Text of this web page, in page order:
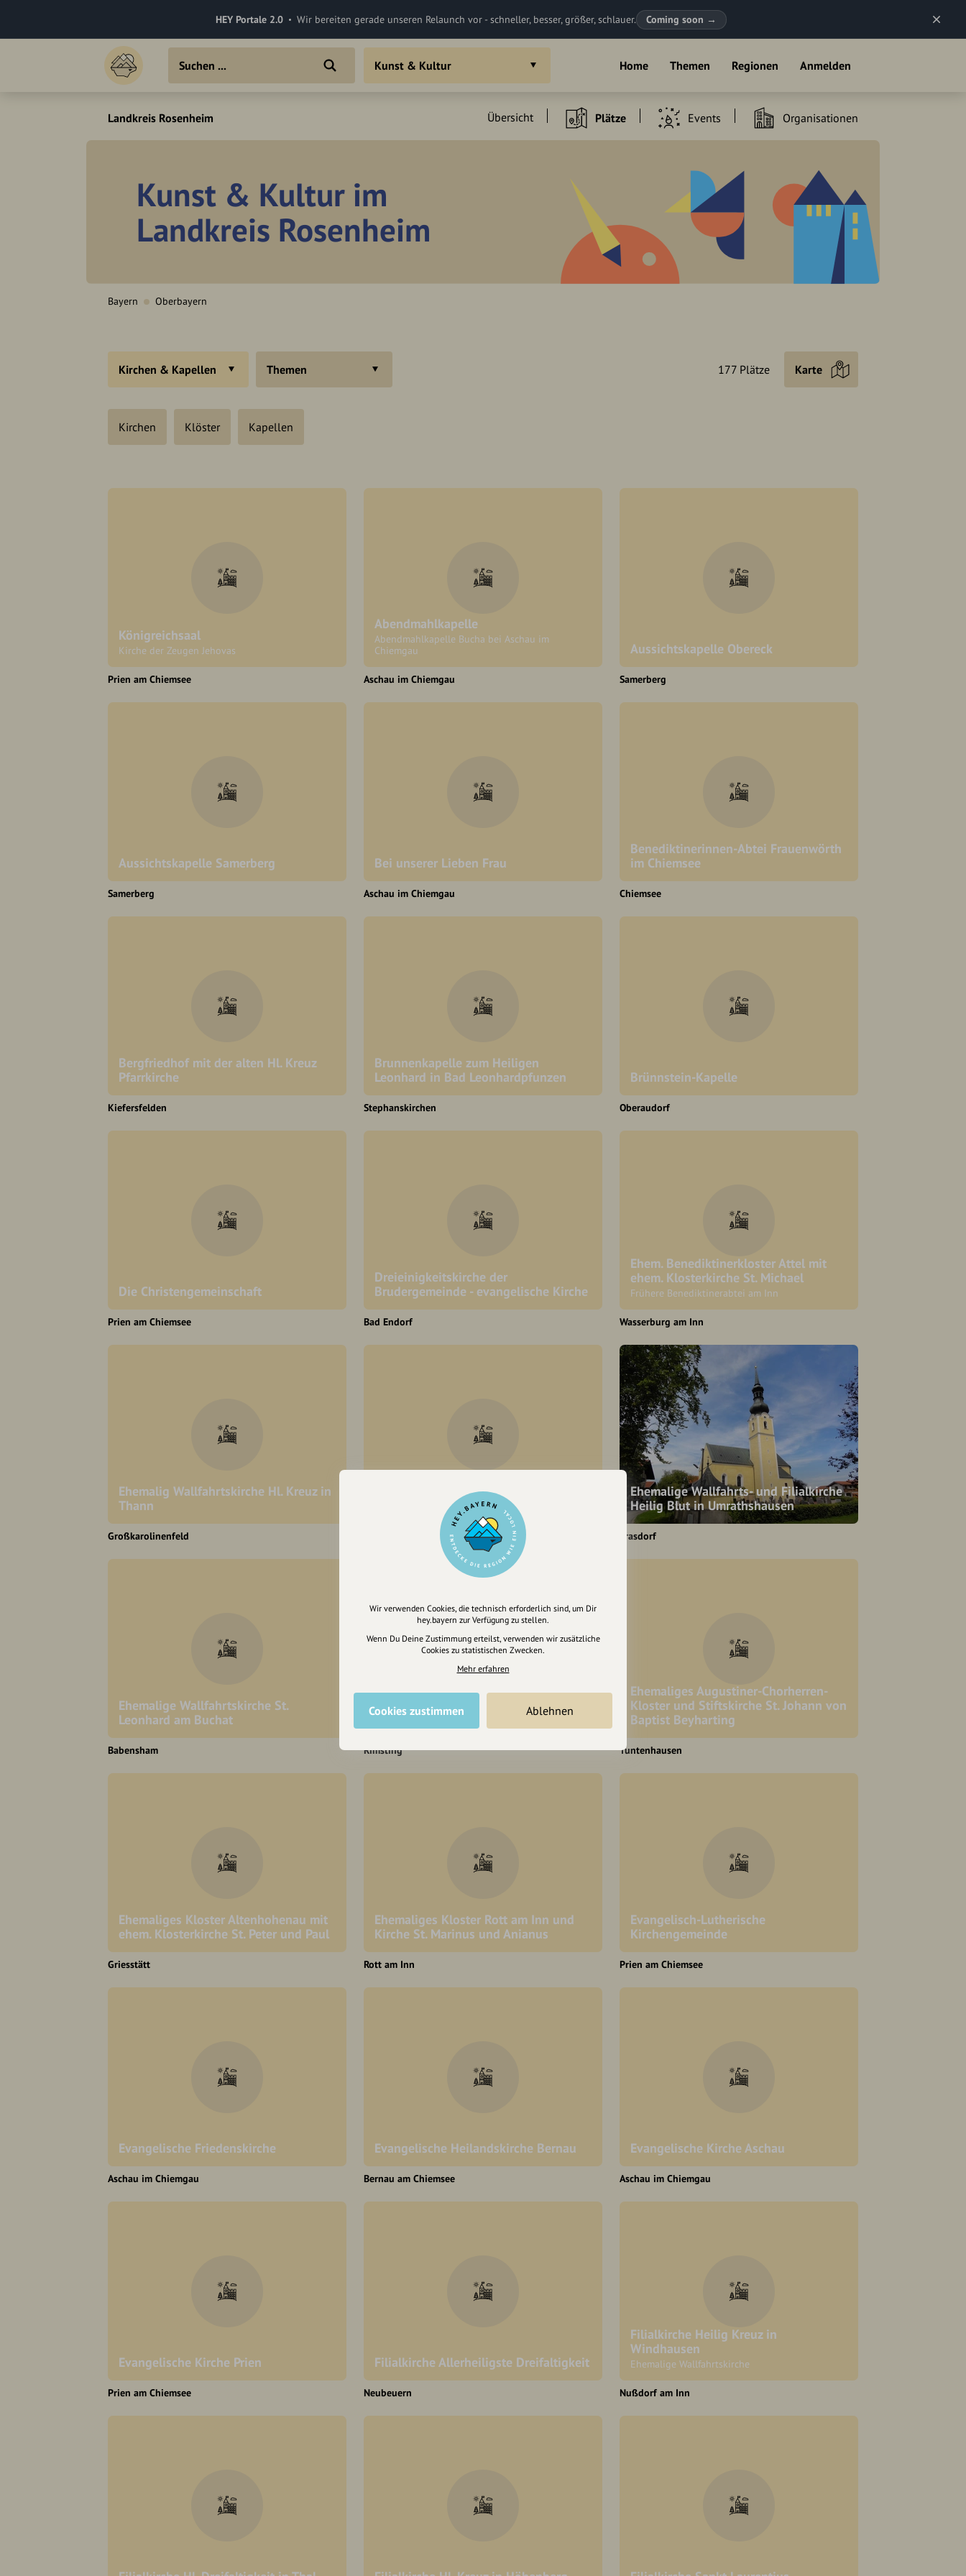
HEY Portale 2.0 Wir bereiten gerade unseren Relaunch vor - schneller, besser, größer, schlauer. Coming soon →
Home Themen Regionen Anmelden
Kunst & Kultur
Landkreis Rosenheim Übersicht Plätze Events Organisationen
Kunst & Kultur im
Landkreis Rosenheim
Bayern Oberbayern
Kirchen & Kapellen Themen
Kirchen Klöster Kapellen
177 Plätze Karte
Königreichsaal
Kirche der Zeugen Jehovas
Prien am Chiemsee
Abendmahlkapelle
Abendmahlkapelle Bucha bei Aschau im
Chiemgau
Aschau im Chiemgau
Aussichtskapelle Obereck
Samerberg
Aussichtskapelle Samerberg
Samerberg
Bei unserer Lieben Frau
Aschau im Chiemgau
Benediktinerinnen-Abtei Frauenwörth
im Chiemsee
Chiemsee
Bergfriedhof mit der alten Hl. Kreuz
Pfarrkirche
Kiefersfelden
Brunnenkapelle zum Heiligen
Leonhard in Bad Leonhardpfunzen
Stephanskirchen
Brünnstein-Kapelle
Oberaudorf
Die Christengemeinschaft
Prien am Chiemsee
Dreieinigkeitskirche der
Brudergemeinde - evangelische Kirche
Bad Endorf
Ehem. Benediktinerkloster Attel mit
ehem. Klosterkirche St. Michael
Frühere Benediktinerabtei am Inn
Wasserburg am Inn
Ehemalig Wallfahrtskirche Hl. Kreuz in
Thann
Großkarolinenfeld
Ehemalige Pfarrkirche St. Maria auf
Herrenchiemsee
Ehemalige Wallfahrts- und Filialkirche
Heilig Blut in Umrathshausen
Frasdorf
Ehemalige Wallfahrtskirche St.
Leonhard am Buchat
Babensham
Ehemalige Wallfahrtskirche-
Filialkirche St. Petrus und St. Leonhard
in Greimharting
Rimsting
Ehemaliges Augustiner-Chorherren-
Kloster und Stiftskirche St. Johann von
Baptist Beyharting
Tuntenhausen
Ehemaliges Kloster Altenhohenau mit
ehem. Klosterkirche St. Peter und Paul
Griesstätt
Ehemaliges Kloster Rott am Inn und
Kirche St. Marinus und Anianus
Rott am Inn
Evangelisch-Lutherische
Kirchengemeinde
Prien am Chiemsee
Evangelische Friedenskirche
Aschau im Chiemgau
Evangelische Heilandskirche Bernau
Bernau am Chiemsee
Evangelische Kirche Aschau
Aschau im Chiemgau
Evangelische Kirche Prien
Prien am Chiemsee
Filialkirche Allerheiligste Dreifaltigkeit
Neubeuern
Filialkirche Heilig Kreuz in
Windhausen
Ehemalige Wallfahrtskirche
Nußdorf am Inn
Wir verwenden Cookies, die technisch erforderlich sind, um Dir
hey.bayern zur Verfügung zu stellen.
Wenn Du Deine Zustimmung erteilst, verwenden wir zusätzliche
Cookies zu statistischen Zwecken.
Mehr erfahren
Cookies zustimmen Ablehnen